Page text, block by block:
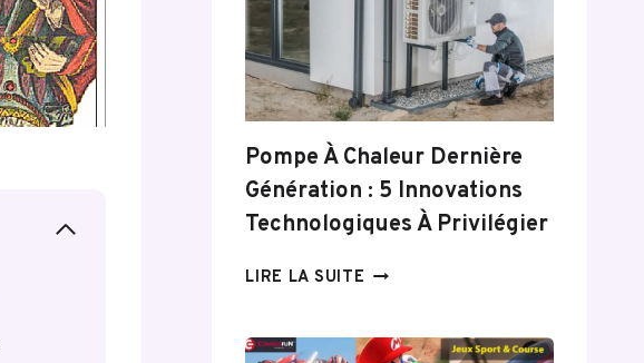
CHAUFFAGE
CONNECTÉS
Pompe À Chaleur Dernière
Génération : 5 Innovations
Technologiques À Privilégier
LIRE LA SUITE POMPE
DERNIÈRE